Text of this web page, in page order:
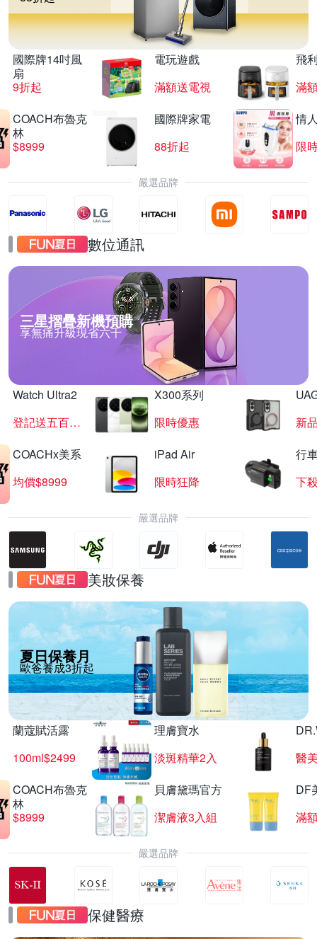
國際牌14吋風
扇
9折起
電玩遊戲
滿額送電視
飛
滿
COACH布魯克
林
$8999
國際牌家電
88折起
情
限
嚴選品牌
數位通訊
三星摺疊新機預購
享無痛升級現省六千
Watch Ultra2
登記送五百超贈點
X300系列
限時優惠
新
COACHx美系
均價$8999
iPad Air
限時狂降
行
下
嚴選品牌
美妝保養
夏日保養月
歐爸養成3折起
蘭蔻賦活露
100ml$2499
理膚寶水
淡斑精華2入
醫
COACH布魯克
林
$8999
貝膚黛瑪官方
潔膚液3入組
DF
滿
嚴選品牌
保健醫療